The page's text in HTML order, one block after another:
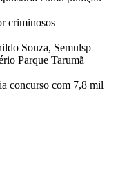
criminosos
Souza, Semulsp
Parque Tarumã
concurso com 7,8 mil